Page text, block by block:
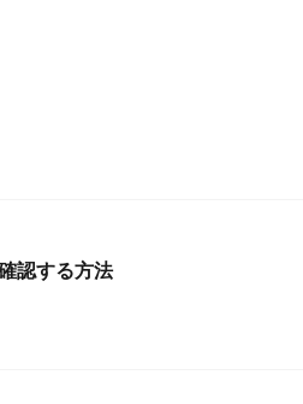
認する方法